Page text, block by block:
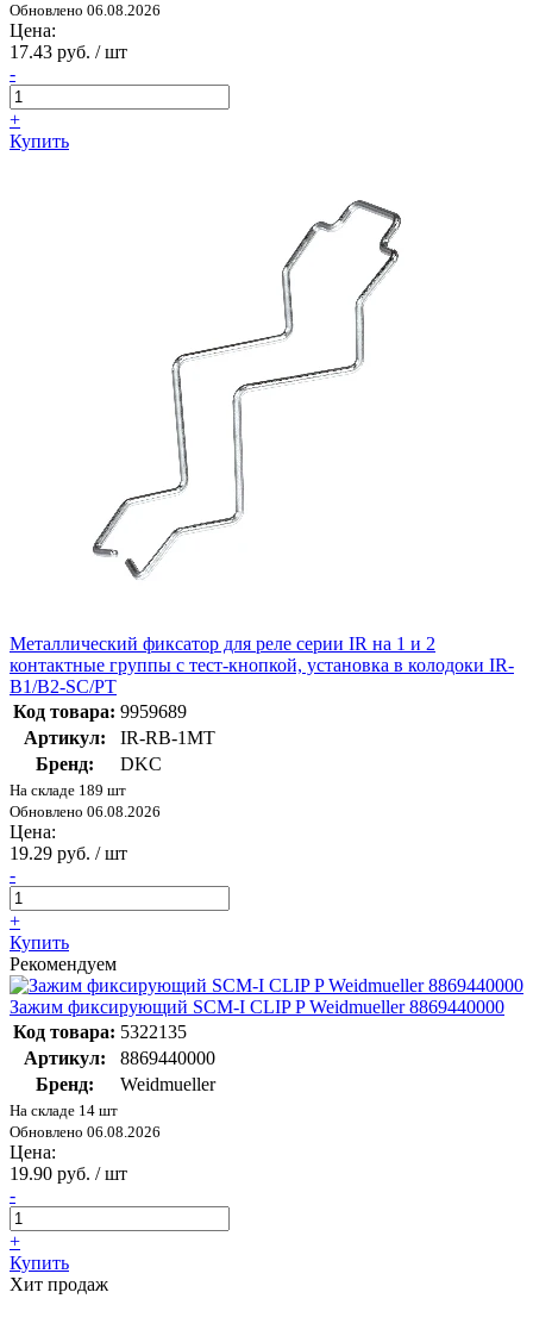
Обновлено 06.08.2026
Цена:
17.43 руб. / шт
-
+
Купить
Металлический фиксатор для реле серии IR на 1 и 2
контактные группы с тест-кнопкой, установка в колодоки IR-
B1/B2-SC/PT
Код товара: 9959689
Артикул:
IR-RB-1MT
Бренд:
DKC
На складе 189 шт
Обновлено 06.08.2026
Цена:
19.29 руб. / шт
-
+
Купить
Рекомендуем
Зажим фиксирующий SCM-I CLIP P Weidmueller 8869440000
Код товара: 5322135
Артикул:
8869440000
Бренд:
Weidmueller
На складе 14 шт
Обновлено 06.08.2026
Цена:
19.90 руб. / шт
-
+
Купить
Хит продаж